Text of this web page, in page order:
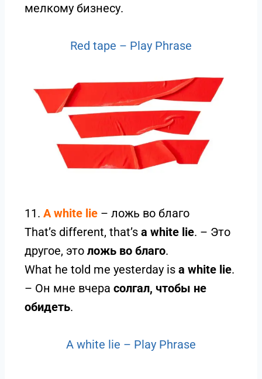
мелкому бизнесу.
Red tape – Play Phrase
11. A white lie – ложь во благо
That’s different, that’s a white lie. – Это
другое, это ложь во благо.
What he told me yesterday is a white lie.
– Он мне вчера солгал, чтобы не
обидеть.
A white lie – Play Phrase